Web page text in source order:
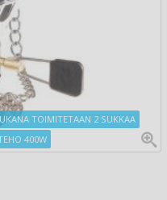
TOIMITETAAN 2 SUKKAA
400W